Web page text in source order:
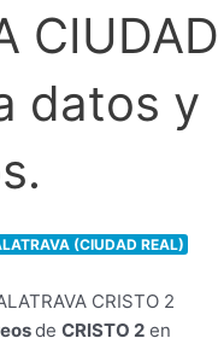
CIUDAD
datos y
(CIUDAD REAL)
deCRISTO 2 en